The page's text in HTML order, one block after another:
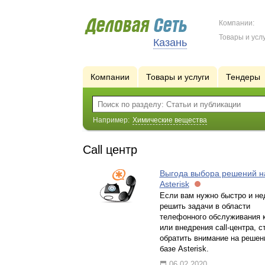
Казань
Компании:
Товары и
Компании Товары и услуги Тендеры
Например: Химические вещества
Call центр
Выгода выбора решений
Asterisk
Если вам нужно быстро и
решить задачи в области
телефонного обслуживания
или внедрения call-центра,
обратить внимание на
базе Asterisk.